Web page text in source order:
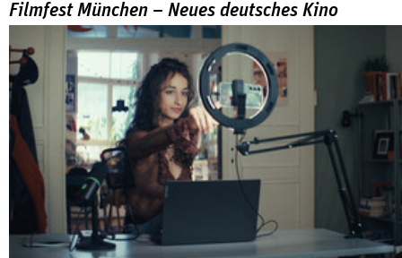
Filmfest München – Neues deutsches Kino